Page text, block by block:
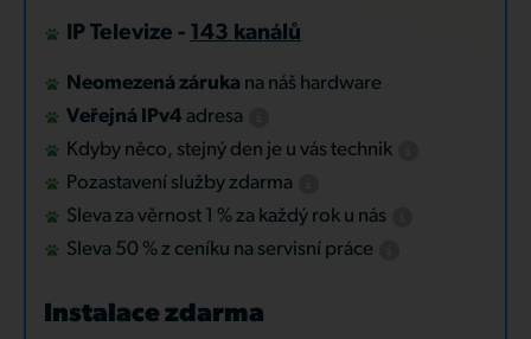
IP Televize - 143 kanálů
Neomezená záruka na náš hardware
Veřejná IPv4 adresa
Kdyby něco, stejný den je u vás technik
Pozastavení služby zdarma
Sleva za věrnost 1 % za každý rok u nás
Sleva 50 % z ceníku na servisní práce
Instalace zdarma